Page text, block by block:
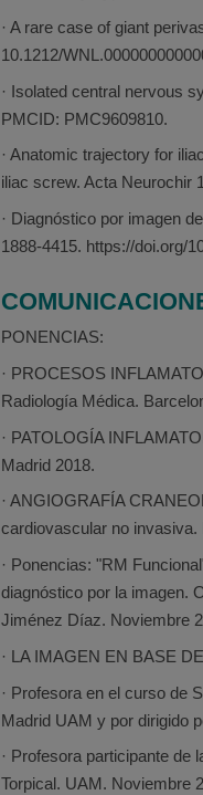
· A rare case of giant
10.1212/
· Isolated central nervous
PMCID: PMC9609810.
· Anatomic trajectory for
iliac screw. Acta Neurochir
· Diagnóstico por imagen
1888-4415. https://doi.org/
PONENCIAS:
· PROCESOS
Radiología Médica.
· PATOLOGÍA
Madrid 2018.
· ANGIOGRAFÍA
cardiovascular no
· Ponencias: "RM
diagnóstico por la imagen.
Jiménez Díaz. Noviembre
· LA IMAGEN EN BASE
· Profesora en el curso de
Madrid UAM y por dirigido
· Profesora participante
Torpical. UAM. Noviembre